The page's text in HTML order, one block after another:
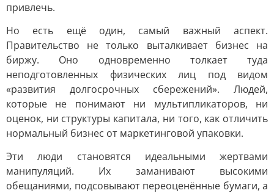
привлечь.
Но есть ещё один, самый важный аспект.
Правительство не только выталкивает бизнес на
биржу. Оно одновременно толкает туда
неподготовленных физических лиц под видом
«развития долгосрочных сбережений». Людей,
которые не понимают ни мультипликаторов, ни
оценок, ни структуры капитала, ни того, как отличить
нормальный бизнес от маркетинговой упаковки.
Эти люди становятся идеальными жертвами
манипуляций. Их заманивают высокими
обещаниями, подсовывают переоценённые бумаги, а